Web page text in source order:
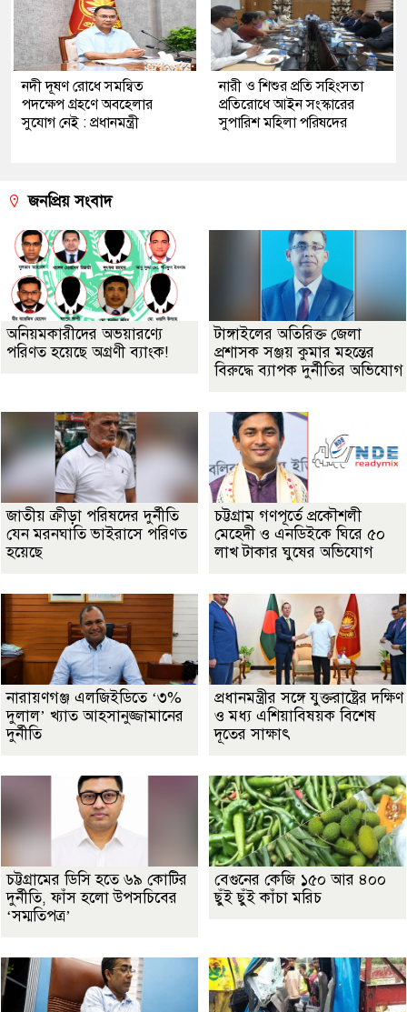
নদী দূষণ রোধে সমন্বিত
পদক্ষেপ গ্রহণে অবহেলার
সুযোগ নেই : প্রধানমন্ত্রী
নারী ও শিশুর প্রতি সহিংসতা
প্রতিরোধে আইন সংস্কারের
সুপারিশ মহিলা পরিষদের
জনপ্রিয় সংবাদ
অনিয়মকারীদের অভয়ারণ্যে
পরিণত হয়েছে অগ্রণী ব্যাংক!
টাঙ্গাইলের অতিরিক্ত জেলা
প্রশাসক সঞ্জয় কুমার মহন্তের
বিরুদ্ধে ব্যাপক দুর্নীতির অভিযোগ
জাতীয় ক্রীড়া পরিষদের দুর্নীতি
যেন মরনঘাতি ভাইরাসে পরিণত
হয়েছে
চট্টগ্রাম গণপূর্তে প্রকৌশলী
মেহেদী ও এনডিইকে ঘিরে ৫০
লাখ টাকার ঘুষের অভিযোগ
নারায়ণগঞ্জ এলজিইডিতে ‘৩%
দুলাল’ খ্যাত আহসানুজ্জামানের
দুর্নীতি
প্রধানমন্ত্রীর সঙ্গে যুক্তরাষ্ট্রের দক্ষিণ
ও মধ্য এশিয়াবিষয়ক বিশেষ
দূতের সাক্ষাৎ
চট্টগ্রামের ডিসি হতে ৬৯ কোটির
দুর্নীতি, ফাঁস হলো উপসচিবের
‘সম্মতিপত্র’
বেগুনের কেজি ১৫০ আর ৪০০
ছুঁই ছুঁই কাঁচা মরিচ